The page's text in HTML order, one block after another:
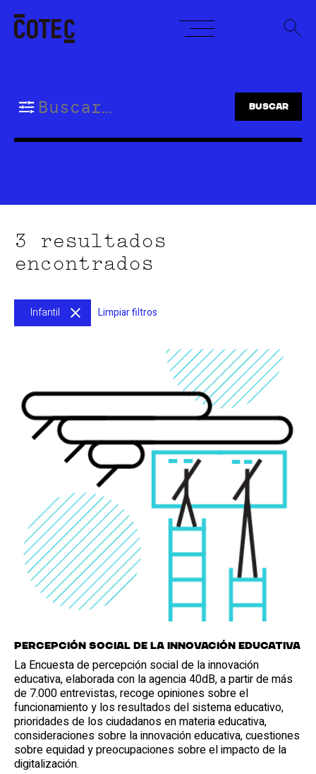
content
3 resultados
encontrados
Infantil Limpiar filtros
Percepción social de la innovación educativa
La Encuesta de percepción social de la innovación
educativa, elaborada con la agencia 40dB, a partir de más
de 7.000 entrevistas, recoge opiniones sobre el
funcionamiento y los resultados del sistema educativo,
prioridades de los ciudadanos en materia educativa,
consideraciones sobre la innovación educativa, cuestiones
sobre equidad y preocupaciones sobre el impacto de la
digitalización.